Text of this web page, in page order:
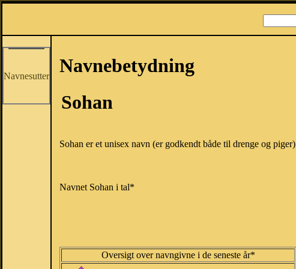
Navnesutter
Navnebetydning
Sohan
Sohan er et unisex navn (er godkendt både til drenge og piger)
Navnet Sohan i tal*
Oversigt over navngivne i de seneste år*